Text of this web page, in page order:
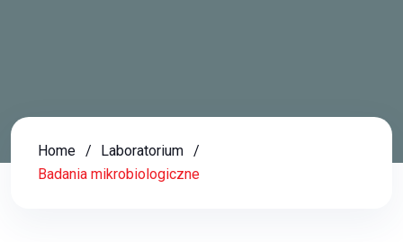
Home
Laboratorium
Badania mikrobiologiczne